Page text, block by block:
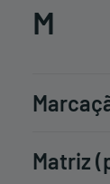
M
Matriz